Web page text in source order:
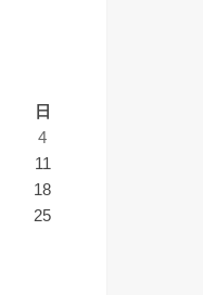
日
4
11
18
25